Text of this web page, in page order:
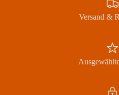
Versand &